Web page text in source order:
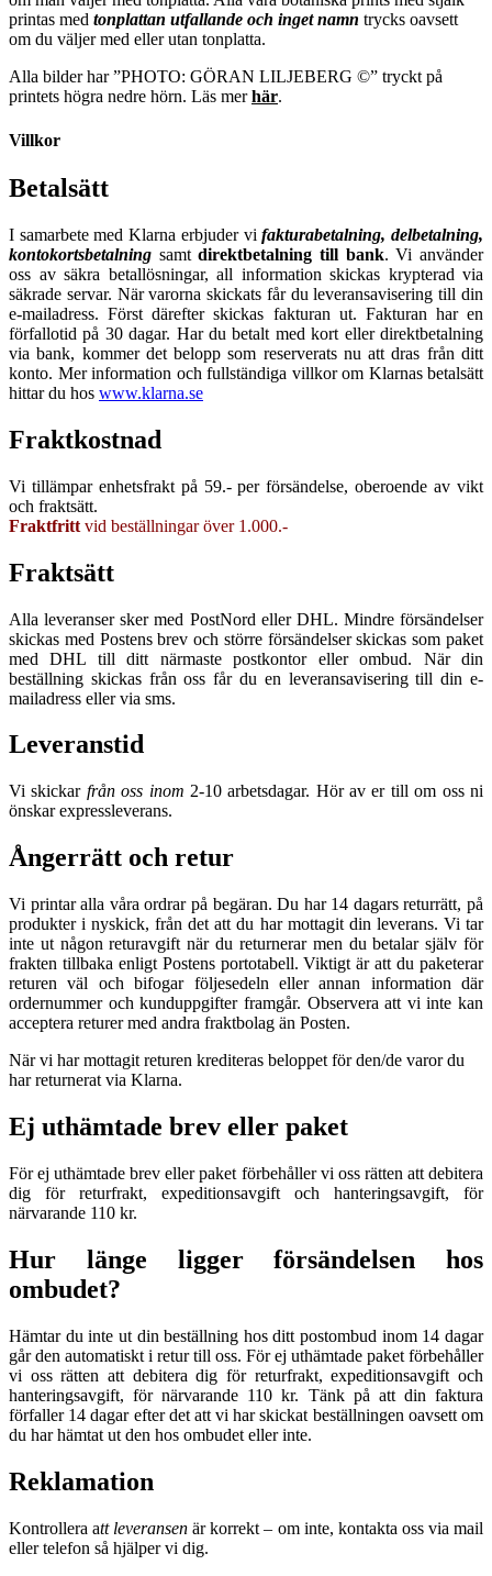
printas med tonplattan utfallande och inget namn trycks oavsett
om du väljer med eller utan tonplatta.
Alla bilder har ”PHOTO: GÖRAN LILJEBERG ©” tryckt på
printets högra nedre hörn. Läs merhär.
Villkor
Betalsätt
I samarbete med Klarna erbjuder vi fakturabetalning, delbetalning,
kontokortsbetalning samtdirektbetalning till bank. Vi använder
oss av säkra betallösningar, all information skickas krypterad via
säkrade servar. När varorna skickats får du leveransavisering till din
e-mailadress. Först därefter skickas fakturan ut. Fakturan har en
förfallotid på 30 dagar. Har du betalt med kort eller direktbetalning
via bank, kommer det belopp som reserverats nu att dras från ditt
konto. Mer information och fullständiga villkor om Klarnas betalsätt
hittar du hos www.klarna.se
Fraktkostnad
Vi tillämpar enhetsfrakt på 59.- per försändelse, oberoende av vikt
och fraktsätt.
Fraktfritt vid beställningar över 1.000.-
Fraktsätt
Alla leveranser sker med PostNord eller DHL. Mindre försändelser
skickas med Postens brev och större försändelser skickas som paket
med DHL till ditt närmaste postkontor eller ombud. När din
beställning skickas från oss får du en leveransavisering till din e-
mailadress eller via sms.
Leveranstid
Vi skickar från oss inom 2-10 arbetsdagar. Hör av er till om oss ni
önskar expressleverans.
Ångerrätt och retur
Vi printar alla våra ordrar på begäran. Du har 14 dagars returrätt, på
produkter i nyskick, från det att du har mottagit din leverans. Vi tar
inte ut någon returavgift när du returnerar men du betalar själv för
frakten tillbaka enligt Postens portotabell. Viktigt är att du paketerar
returen väl och bifogar följesedeln eller annan information där
ordernummer och kunduppgifter framgår. Observera att vi inte kan
acceptera returer med andra fraktbolag än Posten.
När vi har mottagit returen krediteras beloppet för den/de varor du
har returnerat via Klarna.
Ej uthämtade brev eller paket
För ej uthämtade brev eller paket förbehåller vi oss rätten att debitera
dig för returfrakt, expeditionsavgift och hanteringsavgift, för
närvarande 110 kr.
Hur länge ligger försändelsen hos
ombudet?
Hämtar du inte ut din beställning hos ditt postombud inom 14 dagar
går den automatiskt i retur till oss. För ej uthämtade paket förbehåller
vi oss rätten att debitera dig för returfrakt, expeditionsavgift och
hanteringsavgift, för närvarande 110 kr. Tänk på att din faktura
förfaller 14 dagar efter det att vi har skickat beställningen oavsett om
du har hämtat ut den hos ombudet eller inte.
Reklamation
Kontrollera att leveransen är korrekt – om inte, kontakta oss via mail
eller telefon så hjälper vi dig.